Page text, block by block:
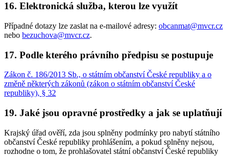
16. Elektronická služba, kterou lze využít
Případné dotazy lze zaslat na e-mailové adresy: obcanmat@mvcr.cz
nebo bezuchova@mvcr.cz.
17. Podle kterého právního předpisu se postupuje
Zákon č. 186/2013 Sb., o státním občanství České republiky a o
změně některých zákonů (zákon o státním občanství České
republiky), § 32
19. Jaké jsou opravné prostředky a jak se uplatňují
Krajský úřad ověří, zda jsou splněny podmínky pro nabytí státního
občanství České republiky prohlášením, a pokud splněny nejsou,
rozhodne o tom, že prohlašovatel státní občanství České republiky